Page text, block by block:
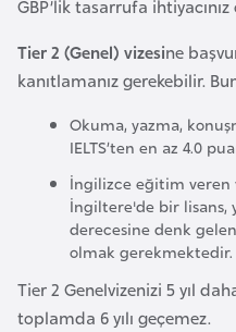
GBP’lik tasarrufa
Tier 2 (Genel) vizesine
kanıtlamanız gerekebilir.
Okuma, yazma,
IELTS’ten en az 4.0
İngilizce eğitim veren
İngiltere'de bir lisans,
derecesine denk
olmak gerekmektedir.
Tier 2 Genelvizenizi 5 yıl
toplamda 6 yılı geçemez.
i
y
z
a